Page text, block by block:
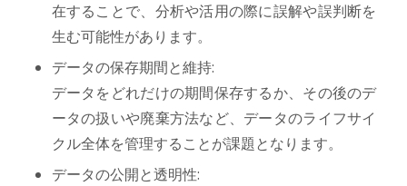
在することで、分析や活用の際に誤解や誤判断を
生む可能性があります。
データの保存期間と維持:
データをどれだけの期間保存するか、その後のデ
ータの扱いや廃棄方法など、データのライフサイ
クル全体を管理することが課題となります。
データの公開と透明性: